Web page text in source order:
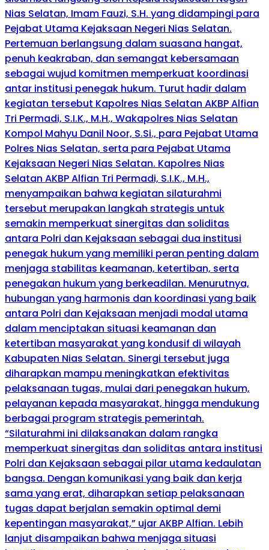
Nias Selatan, Imam Fauzi, S.H. yang didampingi para
Pejabat Utama Kejaksaan Negeri Nias Selatan.
Pertemuan berlangsung dalam suasana hangat,
penuh keakraban, dan semangat kebersamaan
sebagai wujud komitmen memperkuat koordinasi
antar institusi penegak hukum. Turut hadir dalam
kegiatan tersebut Kapolres Nias Selatan AKBP Alfian
Tri Permadi, S.I.K., M.H., Wakapolres Nias Selatan
Kompol Mahyu Danil Noor, S.Si., para Pejabat Utama
Polres Nias Selatan, serta para Pejabat Utama
Kejaksaan Negeri Nias Selatan. Kapolres Nias
Selatan AKBP Alfian Tri Permadi, S.I.K., M.H.,
menyampaikan bahwa kegiatan silaturahmi
tersebut merupakan langkah strategis untuk
semakin memperkuat sinergitas dan soliditas
antara Polri dan Kejaksaan sebagai dua institusi
penegak hukum yang memiliki peran penting dalam
menjaga stabilitas keamanan, ketertiban, serta
penegakan hukum yang berkeadilan. Menurutnya,
hubungan yang harmonis dan koordinasi yang baik
antara Polri dan Kejaksaan menjadi modal utama
dalam menciptakan situasi keamanan dan
ketertiban masyarakat yang kondusif di wilayah
Kabupaten Nias Selatan. Sinergi tersebut juga
diharapkan mampu meningkatkan efektivitas
pelaksanaan tugas, mulai dari penegakan hukum,
pelayanan kepada masyarakat, hingga mendukung
berbagai program strategis pemerintah.
“Silaturahmi ini dilaksanakan dalam rangka
memperkuat sinergitas dan soliditas antara institusi
Polri dan Kejaksaan sebagai pilar utama kedaulatan
bangsa. Dengan komunikasi yang baik dan kerja
sama yang erat, diharapkan setiap pelaksanaan
tugas dapat berjalan semakin optimal demi
kepentingan masyarakat,” ujar AKBP Alfian. Lebih
lanjut disampaikan bahwa menjaga situasi